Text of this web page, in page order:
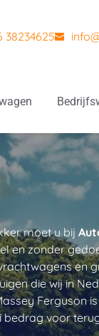
38234625
moet u bij
en zonder
en
die wij in
Ferguson
bedrag voor